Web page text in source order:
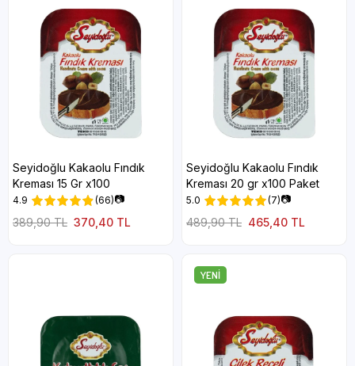
Seyidoğlu Kakaolu Fındık
Kreması 15 Gr x100
4.9 (66)📷
370,40 TL
389,90 TL
Seyidoğlu Kakaolu Fındık
Kreması 20 gr x100 Paket
5.0 (7)📷
465,40 TL
489,90 TL
YENI